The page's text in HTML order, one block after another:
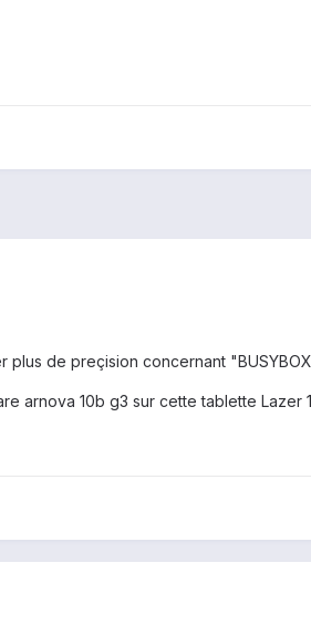
de preçision concernant
arnova 10b g3 sur cette tablette Lazer